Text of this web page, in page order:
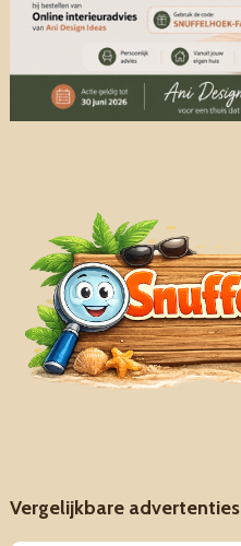
Vergelijkbare advertenties